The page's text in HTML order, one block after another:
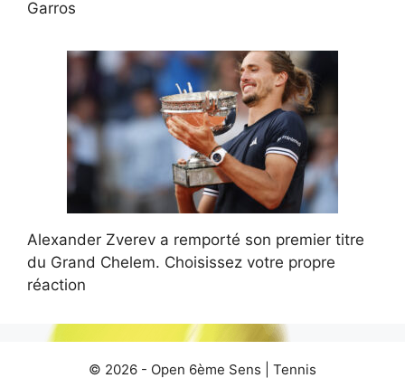
Garros
Alexander Zverev a remporté son premier titre
du Grand Chelem. Choisissez votre propre
réaction
© 2026 - Open 6ème Sens Tennis